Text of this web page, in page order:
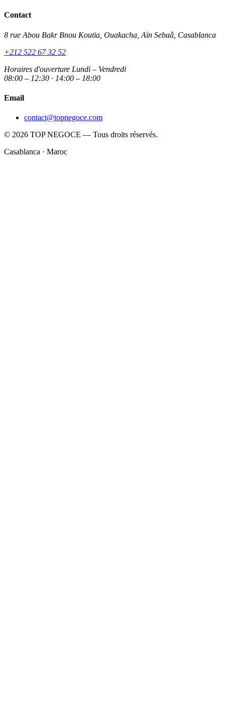
Contact
8 rue Abou Bakr Bnou Koutia, Ouakacha, Aïn Sebaâ, Casablanca
+212 522 67 32 52
Horaires d'ouverture Lundi – Vendredi
08:00 – 12:30 · 14:00 – 18:00
Email
contact@topnegoce.com
© 2026 TOP NEGOCE — Tous droits réservés.
Casablanca · Maroc